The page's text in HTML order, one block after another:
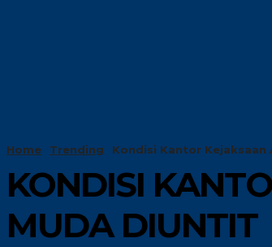
Home Trending Kondisi Kantor Kejaksaan
KONDISI
MUDA DIUNTIT